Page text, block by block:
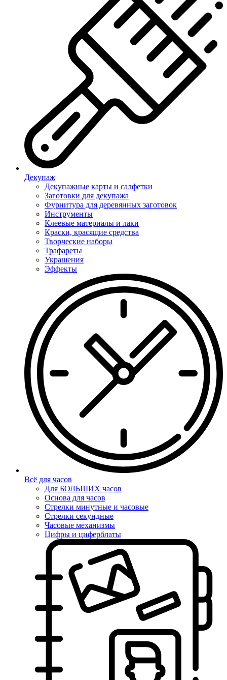
Декупаж
Декупажные карты и салфетки
Заготовки для декупажа
Фурнитура для деревянных заготовок
Инструменты
Клеевые материалы и лаки
Краски, красящие средства
Творческие наборы
Трафареты
Украшения
Эффекты
Всё для часов
Для БОЛЬШИХ часов
Основа для часов
Стрелки минутные и часовые
Стрелки секундные
Часовые механизмы
Цифры и циферблаты